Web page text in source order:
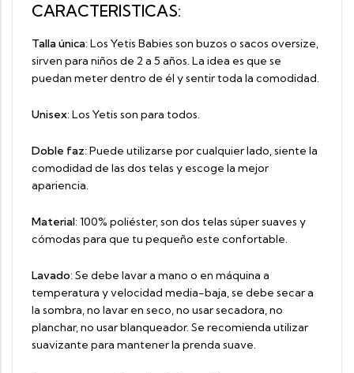
CARACTERISTICAS:
Talla única: Los Yetis Babies son buzos o sacos oversize,
sirven para niños de 2 a 5 años. La idea es que se
puedan meter dentro de él y sentir toda la comodidad.
Unisex: Los Yetis son para todos.
Doble faz: Puede utilizarse por cualquier lado, siente la
comodidad de las dos telas y escoge la mejor
apariencia.
Material: 100% poliéster, son dos telas súper suaves y
cómodas para que tu pequeño este confortable.
Lavado: Se debe lavar a mano o en máquina a
temperatura y velocidad media-baja, se debe secar a
la sombra, no lavar en seco, no usar secadora, no
planchar, no usar blanqueador. Se recomienda utilizar
suavizante para mantener la prenda suave.